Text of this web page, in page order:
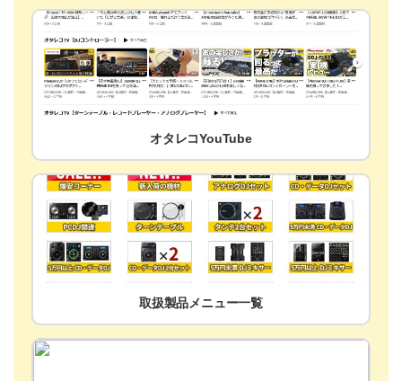
オタレコYouTube
取扱製品メニュー一覧